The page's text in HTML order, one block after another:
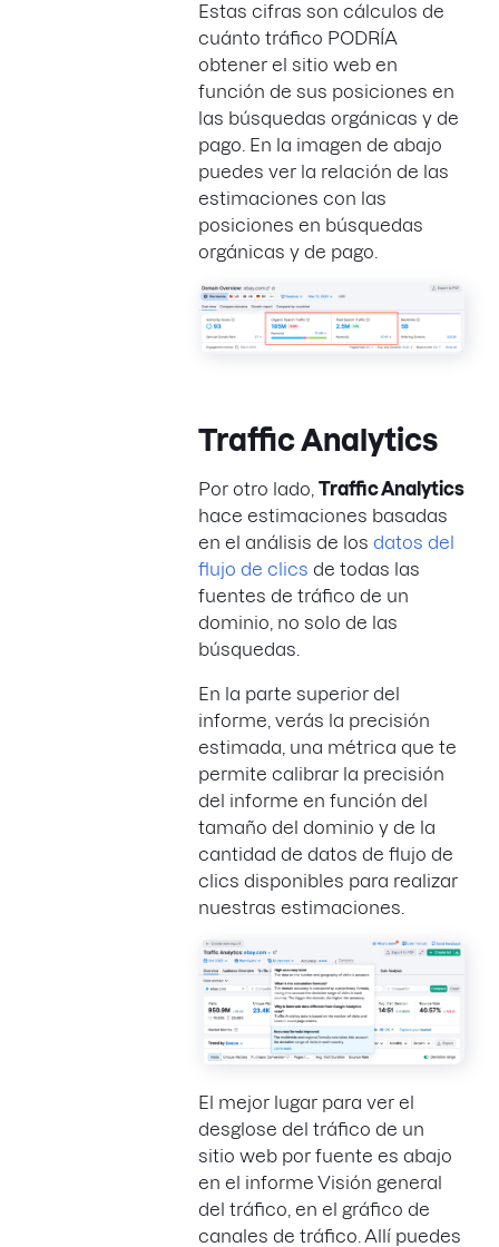
Estas cifras son cálculos de
cuánto tráfico PODRÍA
obtener el sitio web en
función de sus posiciones en
las búsquedas orgánicas y de
pago. En la imagen de abajo
puedes ver la relación de las
estimaciones con las
posiciones en búsquedas
orgánicas y de pago.
Traffic Analytics
Por otro lado, Traffic Analytics
hace estimaciones basadas
en el análisis de los datos del
flujo de clics de todas las
fuentes de tráfico de un
dominio, no solo de las
búsquedas.
En la parte superior del
informe, verás la precisión
estimada, una métrica que te
permite calibrar la precisión
del informe en función del
tamaño del dominio y de la
cantidad de datos de flujo de
clics disponibles para realizar
nuestras estimaciones.
El mejor lugar para ver el
desglose del tráfico de un
sitio web por fuente es abajo
en el informe Visión general
del tráfico, en el gráfico de
canales de tráfico. Allí puedes